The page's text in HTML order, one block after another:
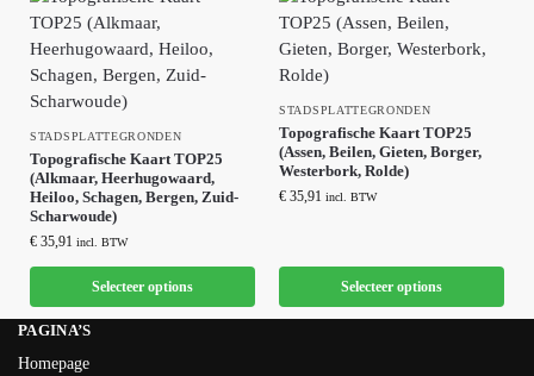
STADSPLATTEGRONDEN
Topografische Kaart TOP25
(Alkmaar, Heerhugowaard,
Heiloo, Schagen, Bergen, Zuid-
Scharwoude)
€ 35,91 incl. BTW
Selecteer options
STADSPLATTEGRONDEN
Topografische Kaart TOP25
(Assen, Beilen, Gieten, Borger,
Westerbork, Rolde)
€ 35,91 incl. BTW
Selecteer options
PAGINA’S
Homepage